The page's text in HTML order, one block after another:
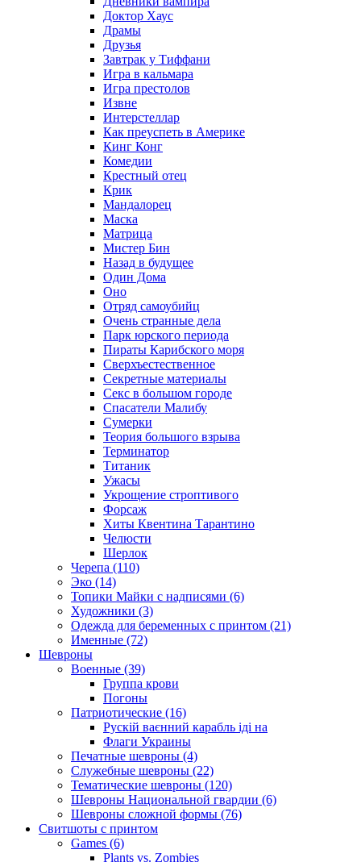
Доктор Хаус
Драмы
Друзья
Завтрак у Тиффани
Игра в кальмара
Игра престолов
Извне
Интерстеллар
Как преуспеть в Америке
Кинг Конг
Комедии
Крестный отец
Крик
Мандалорец
Маска
Матрица
Мистер Бин
Назад в будущее
Один Дома
Оно
Отряд самоубийц
Очень странные дела
Парк юрского периода
Пираты Карибского моря
Сверхъестественное
Секретные материалы
Секс в большом городе
Спасатели Малибу
Сумерки
Теория большого взрыва
Терминатор
Титаник
Ужасы
Укрощение строптивого
Форсаж
Хиты Квентина Тарантино
Челюсти
Шерлок
Черепа (110)
Эко (14)
Топики Майки с надписями (6)
Художники (3)
Одежда для беременных с принтом (21)
Именные (72)
Шевроны
Военные (39)
Группа крови
Погоны
Патриотические (16)
Рускій ваєнний карабль іді на
Флаги Украины
Печатные шевроны (4)
Служебные шевроны (22)
Тематические шевроны (120)
Шевроны Национальной гвардии (6)
Шевроны сложной формы (76)
Свитшоты с принтом
Games (6)
Plants vs. Zombies